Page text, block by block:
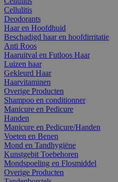
Cellulitis
Deodorants
Haar en Hoofdhuid
Beschadigd haar en hoofdirritatie
Anti Roos
Haaruitval en Futloos Haar
Luizen haar
Gekleurd Haar
Haarvitaminen
Overige Producten
Shampoo en conditionner
Manicure en Pedicure
Handen
Manicure en Pedicure/Handen
Voeten en Benen
Mond en Tandhygiëne
Kunstgebit Toebehoren
Mondspoeling en Flosmiddel
Overige Producten